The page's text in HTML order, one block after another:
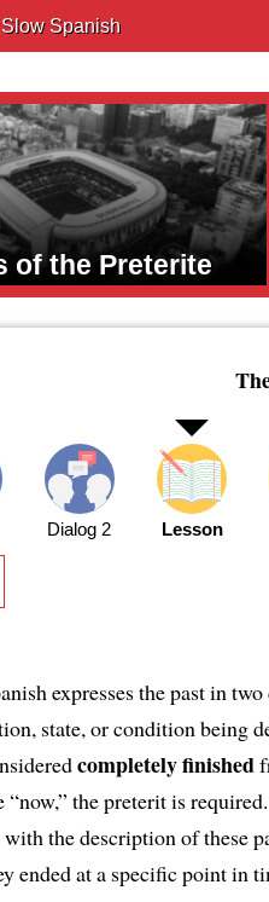
Spanish
of the Preterite
Dialog 2 Lesson
expresses the past in
state, or condition being
completely finished
“now,” the preterit is
with the description of these
ended at a specific point in